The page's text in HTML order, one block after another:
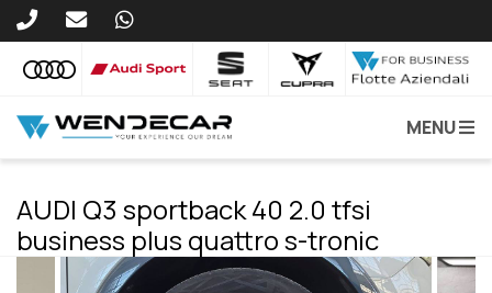
MENU
AUDI Q3 sportback 40 2.0 tfsi
business plus quattro s-tronic